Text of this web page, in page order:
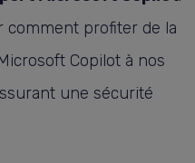
comment profiter de la
Copilot à nos
une sécurité